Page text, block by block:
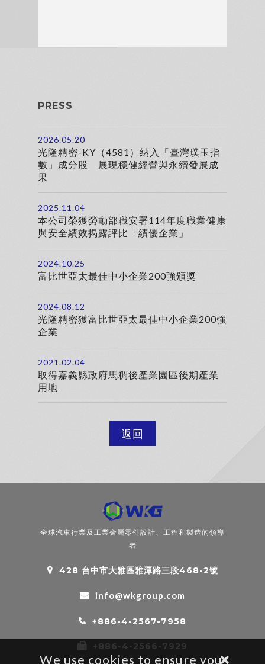
PRESS
2026.05.20
光隆精密-KY（4581）納入「臺灣璞玉指
數」成分股 展現穩健經營與永續發展成
果
2025.11.04
本公司榮獲勞動部職安署114年度職業健康
與安全績效揭露評比「績優企業」
2024.10.25
富比世亞太最佳中小企業200強頒獎
2024.08.12
光隆精密獲富比世亞太最佳中小企業200強
企業
2021.02.04
取得嘉義縣政府馬稠後產業園區後期產業
用地
返回
全球汽車行業及工業金屬零件設計、工程和製造的領導
者
428 台中市大雅區雅潭路三段468-2號
info@wkgroup.com
+886-4-2567-7958
+886-4-2566-7929
We use cookies to ensure you